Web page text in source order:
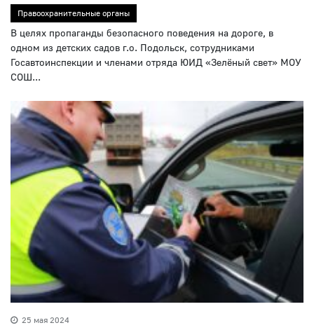
Правоохранительные органы
В целях пропаганды безопасного поведения на дороге, в
одном из детских садов г.о. Подольск, сотрудниками
Госавтоинспекции и членами отряда ЮИД «Зелёный свет» МОУ
СОШ...
25 мая 2024